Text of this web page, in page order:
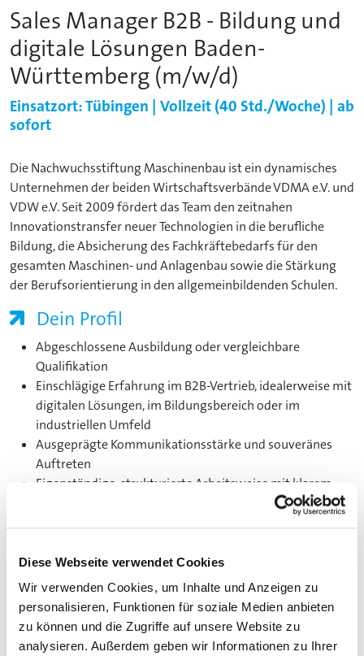
Diese Webseite verwendet Cookies
Wir verwenden Cookies, um Inhalte und Anzeigen zu
personalisieren, Funktionen für soziale Medien anbieten
zu können und die Zugriffe auf unsere Website zu
analysieren. Außerdem geben wir Informationen zu Ihrer
Sales Manager B2B - Bildung und
digitale Lösungen Baden-
Württemberg (m/w/d)
Einsatzort: Tübingen | Vollzeit (40 Std./Woche) | ab
sofort
Die Nachwuchsstiftung Maschinenbau ist ein dynamisches
Unternehmen der beiden Wirtschaftsverbände VDMA e.V. und
VDW e.V. Seit 2009 fördert das Team den zeitnahen
Innovationstransfer neuer Technologien in die berufliche
Bildung, die Absicherung des Fachkräftebedarfs für den
gesamten Maschinen- und Anlagenbau sowie die Stärkung
der Berufsorientierung in den allgemeinbildenden Schulen.
Dein Profil
Abgeschlossene Ausbildung oder vergleichbare
Qualifikation
Einschlägige Erfahrung im B2B-Vertrieb, idealerweise mit
digitalen Lösungen, im Bildungsbereich oder im
industriellen Umfeld
Ausgeprägte Kommunikationsstärke und souveränes
Auftreten
Eigenständige, strukturierte Arbeitsweise mit klarem
Bereitschaft zu häufigen nationalen Dienstreisen,
hauptsächlich in Baden-Württemberg
Deine Aufgaben
Du willst echten Impact haben und dein Gebiet aktiv